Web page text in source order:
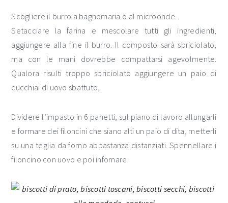
Scogliere il burro a bagnomaria o al microonde.
Setacciare la farina e mescolare tutti gli ingredienti,
aggiungere alla fine il burro. Il composto sarà sbriciolato,
ma con le mani dovrebbe compattarsi agevolmente.
Qualora risulti troppo sbriciolato aggiungere un paio di
cucchiai di uovo sbattuto.
Dividere l’impasto in 6 panetti, sul piano di lavoro allungarli
e formare dei filoncini che siano alti un paio di dita, metterli
su una teglia da forno abbastanza distanziati. Spennellare i
filoncino con uovo e poi infornare.